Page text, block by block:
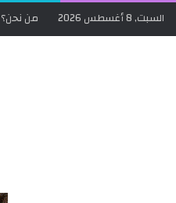
السبت, 8 أغسطس 2026 من نحن؟